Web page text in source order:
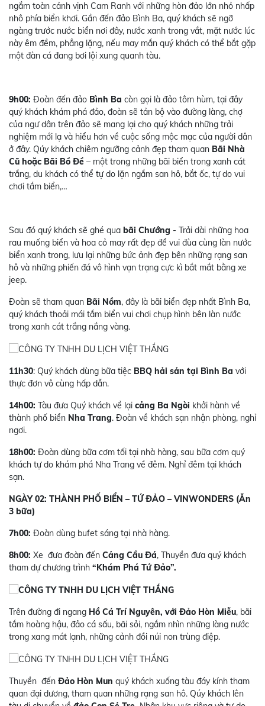
ngắm toàn cảnh vịnh Cam Ranh với những hòn đảo lớn nhỏ nhấp
nhô phía biển khơi. Gần đến đảo Bình Ba, quý khách sẽ ngỡ
ngàng trước nước biển nơi đây, nước xanh trong vắt, mặt nước lúc
này êm đềm, phẳng lặng, nếu may mắn quý khách có thể bắt gặp
một đàn cá đang bơi lội xung quanh tàu.
9h00: Đoàn đến đảo Bình Ba còn gọi là đảo tôm hùm, tại đây
quý khách khám phá đảo, đoàn sẽ tản bộ vào đường làng, chợ
của ngư dân trên đảo sẽ mang lại cho quý khách những trải
nghiệm mới lạ và hiểu hơn về cuộc sống mộc mạc của người dân
ở đây. Qúy khách chiêm ngưỡng cảnh đẹp tham quan Bãi Nhà
Cũ hoặc Bãi Bồ Đề – một trong những bãi biển trong xanh cát
trắng, du khách có thể tự do lặn ngắm san hô, bắt ốc, tự do vui
chơi tắm biển,…
Sau đó quý khách sẽ ghé qua bãi Chướng - Trải dài những hoa
rau muống biển và hoa cỏ may rất đẹp để vui đùa cùng làn nước
biển xanh trong, lưu lại những bức ảnh đẹp bên những rạng san
hô và những phiến đá vô hình vạn trạng cực kì bắt mắt bằng xe
jeep.
Đoàn sẽ tham quan Bãi Nồm, đây là bãi biển đẹp nhất Bình Ba,
quý khách thoải mái tắm biển vui chơi chụp hình bên làn nước
trong xanh cát trắng nắng vàng.
11h30: Quý khách dùng bữa tiệc BBQ hải sản tại Bình Ba với
thực đơn vô cùng hấp dẫn.
14h00: Tàu đưa Quý khách về lại cảng Ba Ngòi khởi hành về
thành phố biển Nha Trang. Đoàn về khách sạn nhận phòng, nghỉ
ngơi.
18h00: Đoàn dùng bữa cơm tối tại nhà hàng, sau bữa cơm quý
khách tự do khám phá Nha Trang về đêm. Nghỉ đêm tại khách
sạn.
NGÀY 02: THÀNH PHỐ BIỂN – TỨ ĐẢO – VINWONDERS (Ăn
3 bữa)
7h00: Đoàn dùng bufet sáng tại nhà hàng.
8h00: Xe đưa đoàn đến Cảng Cầu Đá, Thuyền đưa quý khách
tham dự chương trình “Khám Phá Tứ Đảo”.
Trên đường đi ngang Hồ Cá Trí Nguyên, với Đảo Hòn Miễu, bãi
tắm hoàng hậu, đảo cá sấu, bãi sỏi, ngắm nhìn những làng nước
trong xang mát lạnh, những cảnh đồi núi non trùng điệp.
Thuyền đến Đảo Hòn Mun quý khách xuống tàu đáy kính tham
quan đại dương, tham quan những rạng san hô. Qúy khách lên